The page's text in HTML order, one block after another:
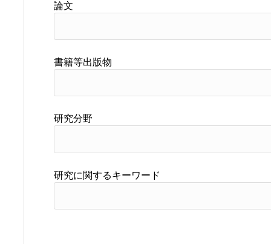
論文
書籍等出版物
研究分野
研究に関するキーワード